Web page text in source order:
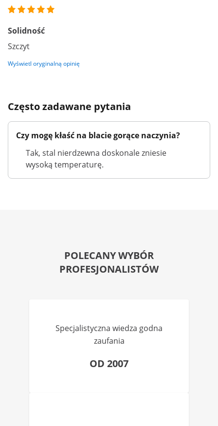
Solidność
Szczyt
Wyświetl oryginalną opinię
Często zadawane pytania
Czy mogę kłaść na blacie gorące naczynia?
Tak, stal nierdzewna doskonale zniesie
wysoką temperaturę.
POLECANY WYBÓR
PROFESJONALISTÓW
Specjalistyczna wiedza godna
zaufania
OD 2007